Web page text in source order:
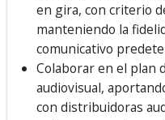
en gira, con criterio
manteniendo la
comunicativo
Colaborar en el plan
audiovisual,
con distribuidoras